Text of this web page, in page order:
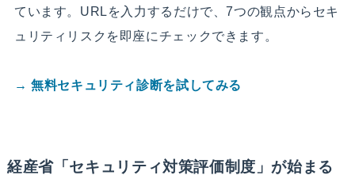
ています。URLを入力するだけで、7つの観点からセキ
ュリティリスクを即座にチェックできます。
→ 無料セキュリティ診断を試してみる
経産省「セキュリティ対策評価制度」が始まる